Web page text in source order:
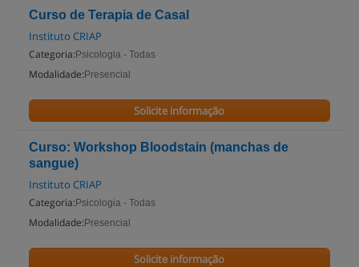
Curso de Terapia de Casal
Instituto CRIAP
Categoria: Psicologia - Todas
Modalidade: Presencial
Solicite informação
Curso: Workshop Bloodstain (manchas de
sangue)
Instituto CRIAP
Categoria: Psicologia - Todas
Modalidade: Presencial
Solicite informação